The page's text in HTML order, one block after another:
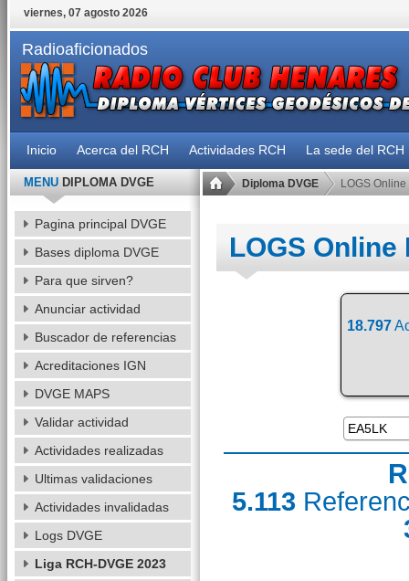
viernes, 07 agosto 2026
Radioaficionados
Inicio Acerca del RCH Actividades RCH La sede del RCH
Diploma DVGE LOGS Online
LOGS Online
18.797
5.113
MENUDIPLOMA DVGE
Pagina principal DVGE
Bases diploma DVGE
Para que sirven?
Anunciar actividad
Buscador de referencias
Acreditaciones IGN
DVGE MAPS
Validar actividad
Actividades realizadas
Ultimas validaciones
Actividades invalidadas
Logs DVGE
Liga RCH-DVGE 2023